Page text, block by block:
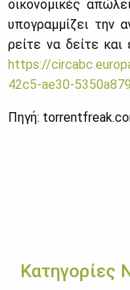
Κατηγορίες
οι­κο­νο­μι­κές
υπο­γραμ­μί­ζει την
ρεί­τε να δεί­τε
https://​
42c5-​ae30-​
Πη­γή: